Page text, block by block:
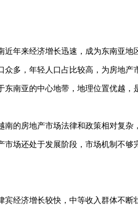
近年来经济增长迅速，成为东南亚
众多，年轻人口占比较高，为房地产
东南亚的中心地带，地理位置优越，
南的房地产市场法律和政策相对复
市场还处于发展阶段，市场机制不够
宾经济增长较快，中等收入群体不断